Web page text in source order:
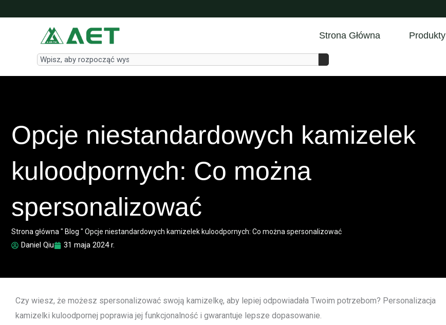
do
Strona Główna Produkty
Search
Opcje niestandardowych kamizelek
kuloodpornych: Co można
spersonalizować
Strona główna " Blog " Opcje niestandardowych kamizelek kuloodpornych: Co można spersonalizować
Daniel Qiu 31 maja 2024 r.
Czy wiesz, że możesz spersonalizować swoją kamizelkę, aby lepiej odpowiadała Twoim potrzebom? Personalizacja
kamizelki kuloodpornej poprawia jej funkcjonalność i gwarantuje lepsze dopasowanie.